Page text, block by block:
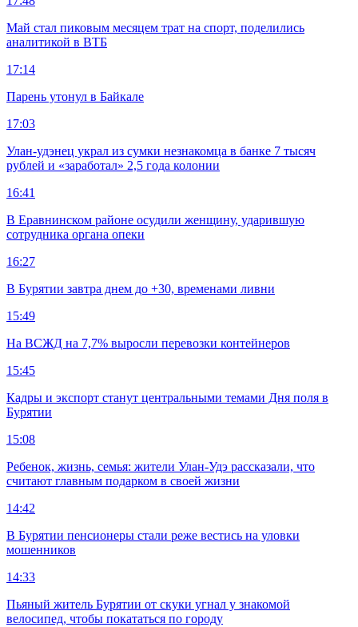
Май стал пиковым месяцем трат на спорт, поделились
аналитикой в ВТБ
17:14
Парень утонул в Байкале
17:03
Улан-удэнец украл из сумки незнакомца в банке 7 тысяч
рублей и «заработал» 2,5 года колонии
16:41
В Еравнинском районе осудили женщину, ударившую
сотрудника органа опеки
16:27
В Бурятии завтра днем до +30, временами ливни
15:49
На ВСЖД на 7,7% выросли перевозки контейнеров
15:45
Кадры и экспорт станут центральными темами Дня поля в
Бурятии
15:08
Ребенок, жизнь, семья: жители Улан-Удэ рассказали, что
считают главным подарком в своей жизни
14:42
В Бурятии пенсионеры стали реже вестись на уловки
мошенников
14:33
Пьяный житель Бурятии от скуки угнал у знакомой
велосипед, чтобы покататься по городу